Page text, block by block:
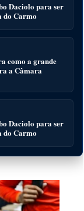
Daciolo para ser
do Carmo
como a grande
a Câmara
Daciolo para ser
do Carmo